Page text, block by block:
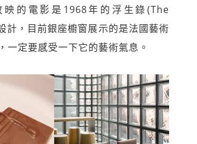
的電影是1968年的浮生錄(The
，目前銀座櫥窗展示的是法國藝術
定要感受一下它的藝術氣息。